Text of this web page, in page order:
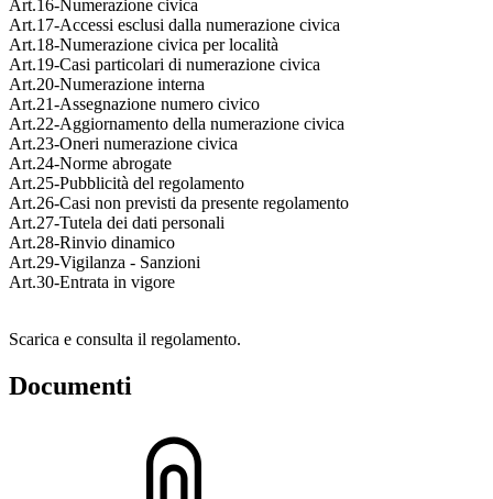
Art.16-Numerazione civica
Art.17-Accessi esclusi dalla numerazione civica
Art.18-Numerazione civica per località
Art.19-Casi particolari di numerazione civica
Art.20-Numerazione interna
Art.21-Assegnazione numero civico
Art.22-Aggiornamento della numerazione civica
Art.23-Oneri numerazione civica
Art.24-Norme abrogate
Art.25-Pubblicità del regolamento
Art.26-Casi non previsti da presente regolamento
Art.27-Tutela dei dati personali
Art.28-Rinvio dinamico
Art.29-Vigilanza - Sanzioni
Art.30-Entrata in vigore
Scarica e consulta il regolamento.
Documenti